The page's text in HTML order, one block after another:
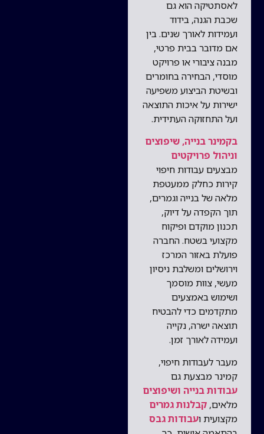
לאסתטיקה הוא גם
שכבת הגנה, בידוד
ועמידות לאורך שנים. בין
אם מדובר בבית פרטי,
מבנה ציבורי או פרויקט
מוסדי, הבחירה בחומרים
ובשיטת הביצוע משפיעה
ישירות על איכות התוצאה
ועל התחזוקה העתידית.
בקמינר בנייה, שיפוצים
וניהול פרויקטים
מבצעים עבודות חיפוי
קירות כחלק ממעטפת
מלאה של בנייה וגמרים,
תוך הקפדה על דיוק,
תכנון מוקדם ופיקוח
מקצועי בשטח. החברה
פועלת באזור המרכז
וירושלים ומשלבת ניסיון
מעשי, צוות מוסמך
ושימוש באמצעים
מתקדמים כדי להבטיח
תוצאה ישרה, נקייה
ועמידה לאורך זמן.
מעבר לעבודות חיפוי,
קמינר מבצעת גם
עבודות בנייה ושיפוצים
מלאים, קבלנות גמרים
מקצועית ועבודות גבס